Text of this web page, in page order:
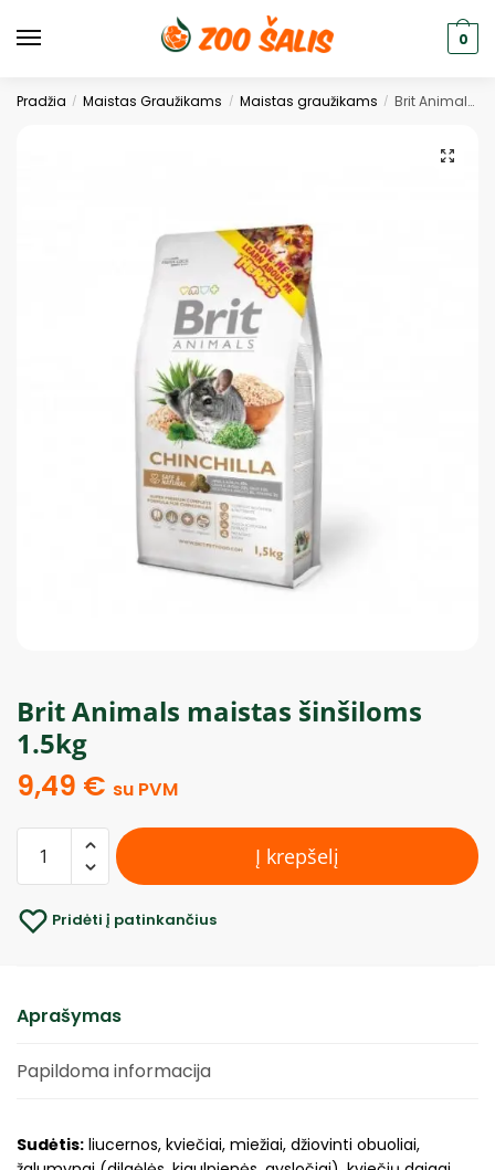
0
Pradžia / Maistas Graužikams / Maistas graužikams / Brit Animals maistas šinšiloms 1.5kg
Brit Animals maistas šinšiloms
1.5kg
9,49 € su PVM
Į krepšelį
Pridėti į patinkančius
Aprašymas
Papildoma informacija
Sudėtis: liucernos, kviečiai, miežiai, džiovinti obuoliai,